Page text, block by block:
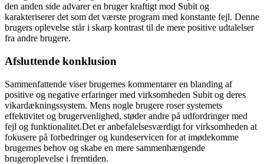
den anden side advarer en bruger kraftigt mod Subit og
karakteriserer det som det værste program med konstante fejl. Denne
brugers oplevelse står i skarp kontrast til de mere positive udtalelser
fra andre brugere.
Afsluttende konklusion
Sammenfattende viser brugernes kommentarer en blanding af
positive og negative erfaringer med virksomheden Subit og deres
vikardækningssystem. Mens nogle brugere roser systemets
effektivitet og brugervenlighed, støder andre på udfordringer med
fejl og funktionalitet.Det er anbefalelsesværdigt for virksomheden at
fokusere på forbedringer og kundeservicen for at imødekomme
brugernes behov og skabe en mere sammenhængende
brugeroplevelse i fremtiden.